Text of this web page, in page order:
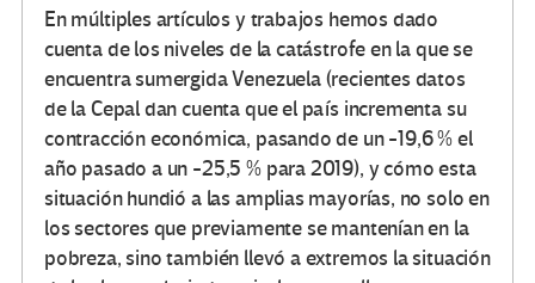
En múltiples artículos y trabajos hemos dado
cuenta de los niveles de la catástrofe en la que se
encuentra sumergida Venezuela (recientes datos
de la Cepal dan cuenta que el país incrementa su
contracción económica, pasando de un -19,6 % el
año pasado a un -25,5 % para 2019), y cómo esta
situación hundió a las amplias mayorías, no solo en
los sectores que previamente se mantenían en la
pobreza, sino también llevó a extremos la situación